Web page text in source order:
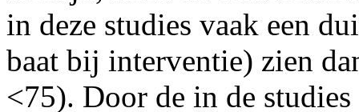
in deze studies vaak een
baat bij interventie) zien
<75). Door de in de